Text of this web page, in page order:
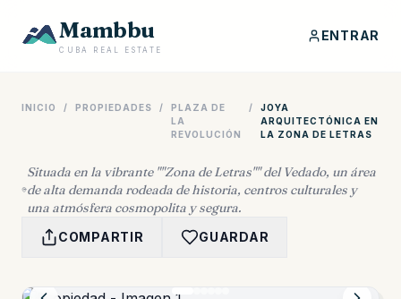
Mambbu
CUBA REAL ESTATE
ENTRAR
INICIO / PROPIEDADES /
PLAZA DE
LA
REVOLUCIÓN
/
JOYA
ARQUITECTÓNICA EN
LA ZONA DE LETRAS
Situada en la vibrante ""Zona de Letras"" del Vedado, un área
de alta demanda rodeada de historia, centros culturales y
una atmósfera cosmopolita y segura.
COMPARTIR GUARDAR